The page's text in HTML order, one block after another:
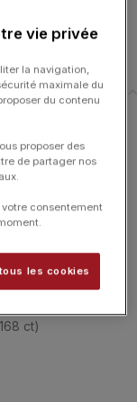
, Pendentifs
:
emblématiques de
Portez-les en
les pour créer
histoire.
ct)
vie privée
la navigation,
maximale du
du contenu
proposer des
de partager nos
consentement
les cookies